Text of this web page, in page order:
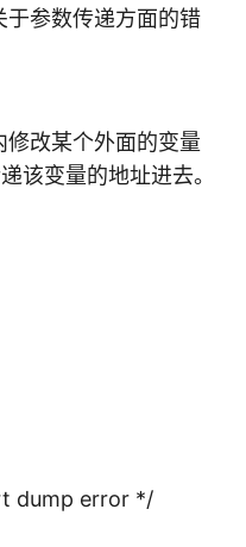
参数传递方面的错
改某个外面的变量
该变量的地址进去。
dump error */